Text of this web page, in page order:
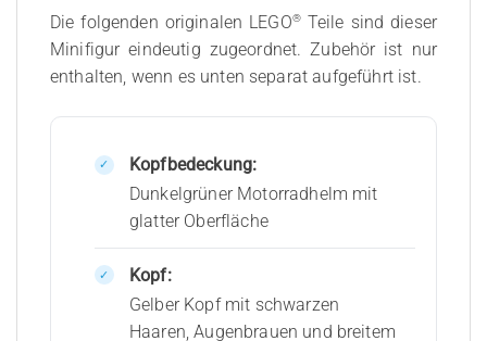
Die folgenden originalen LEGO®Teile sind dieser
Minifigur eindeutig zugeordnet. Zubehör ist nur
enthalten, wenn es unten separat aufgeführt ist.
Kopfbedeckung:
Dunkelgrüner Motorradhelm mit
glatter Oberfläche
Kopf:
Gelber Kopf mit schwarzen
Haaren, Augenbrauen und breitem